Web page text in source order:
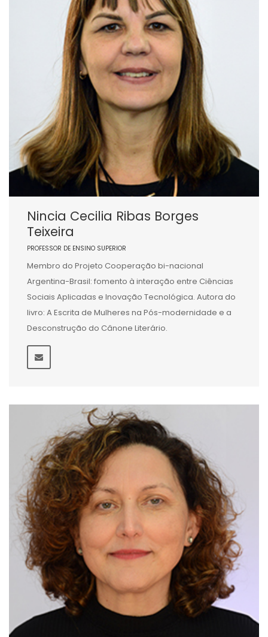
Nincia Cecilia Ribas Borges
Teixeira
PROFESSOR DE ENSINO SUPERIOR
Membro do Projeto Cooperação bi-nacional
Argentina-Brasil: fomento à interação entre Ciências
Sociais Aplicadas e Inovação Tecnológica. Autora do
livro: A Escrita de Mulheres na Pós-modernidade e a
Desconstrução do Cânone Literário.